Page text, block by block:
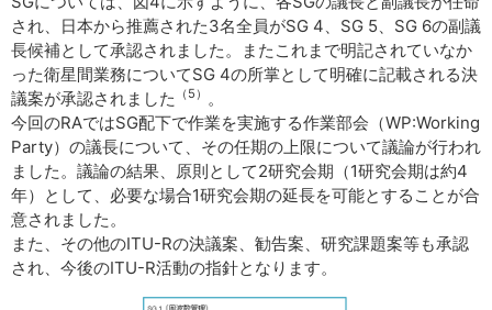
され、日本から推薦された3名全員がSG 4、SG 5、SG 6の副議
長候補として承認されました。またこれまで明記されていなか
った衛星間業務についてSG 4の所掌として明確に記載される決
議案が承認されました
（5） 。
今回のRAではSG配下で作業を実施する作業部会（WP:Working
Party）の議長について、その任期の上限について議論が行われ
ました。議論の結果、原則として2研究会期（1研究会期は約4
年）として、必要な場合1研究会期の延長を可能とすることが合
意されました。
また、その他のITU-Rの決議案、勧告案、研究課題案等も承認
され、今後のITU-R活動の指針となります。